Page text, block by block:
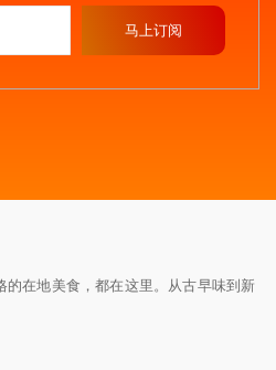
马上订阅
的在地美食，都在这里。从古早味到新